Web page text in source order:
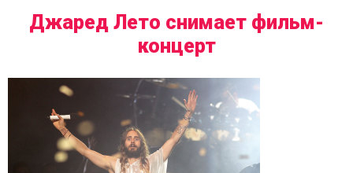
Джаред Лето снимает фильм-
концерт